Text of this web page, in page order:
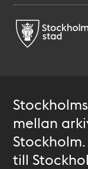
mellan
till